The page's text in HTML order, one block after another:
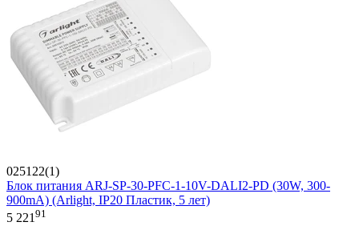
025122(1)
Блок питания ARJ-SP-30-PFC-1-10V-DALI2-PD (30W, 300-
900mA) (Arlight, IP20 Пластик, 5 лет)
5 221 91